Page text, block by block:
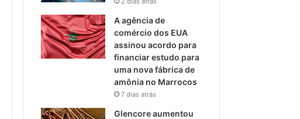
A agência de
comércio dos EUA
assinou acordo para
financiar estudo para
uma nova fábrica de
amônia no Marrocos
7 dias atrás
Glencore aumentou